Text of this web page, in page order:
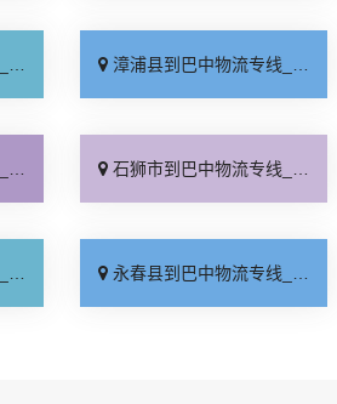
漳浦县到巴中物流专线_运保时效「运价行情」
石狮市到巴中物流专线_多久时间「全境配送」
永春县到巴中物流专线_直通专线「限时必达」